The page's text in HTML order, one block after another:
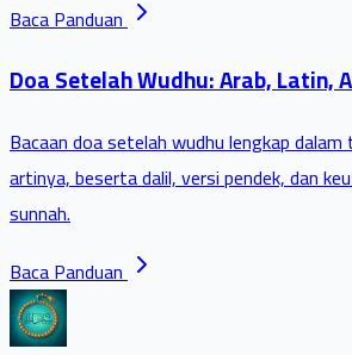
Baca Panduan
Doa Setelah Wudhu: Arab, Latin,
Bacaan doa setelah wudhu lengkap
artinya, beserta dalil, versi pendek, dan
sunnah.
Baca Panduan